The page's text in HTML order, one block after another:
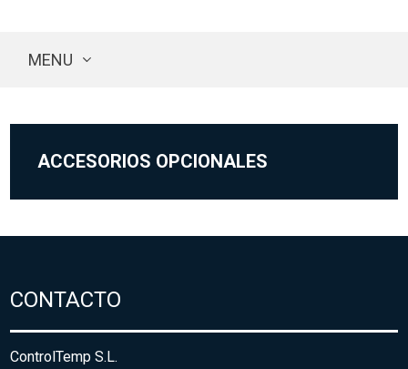
MENU
ACCESORIOS OPCIONALES
CONTACTO
ControlTemp S.L.